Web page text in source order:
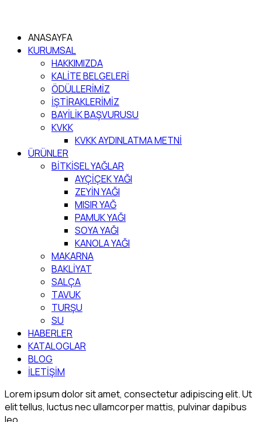
ANASAYFA
KURUMSAL
HAKKIMIZDA
KALİTE BELGELERİ
ÖDÜLLERİMİZ
İŞTİRAKLERİMİZ
BAYİLİK BAŞVURUSU
KVKK
KVKK AYDINLATMA METNİ
ÜRÜNLER
BİTKİSEL YAĞLAR
AYÇİÇEK YAĞI
ZEYİN YAĞI
MISIR YAĞ
PAMUK YAĞI
SOYA YAĞI
KANOLA YAĞI
MAKARNA
BAKLİYAT
SALÇA
TAVUK
TURŞU
SU
HABERLER
KATALOGLAR
BLOG
İLETİŞİM
Lorem ipsum dolor sit amet, consectetur adipiscing elit. Ut
elit tellus, luctus nec ullamcorper mattis, pulvinar dapibus